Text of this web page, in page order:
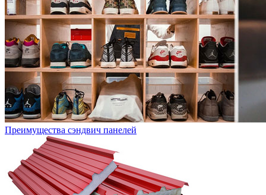
Преимущества сэндвич панелей